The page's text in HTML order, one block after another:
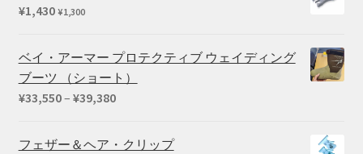
¥1,430 ¥1,300
ベイ・アーマー プロテクティブ ウェイディング
ブーツ （ショート）
¥33,550– ¥39,380価
帯:
フェザー＆ヘア・クリップ